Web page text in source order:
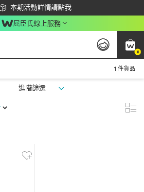
本期活動詳情請點我
下載app最高回饋$350
屈臣氏線上服務
0
1 件貨品
進階篩選